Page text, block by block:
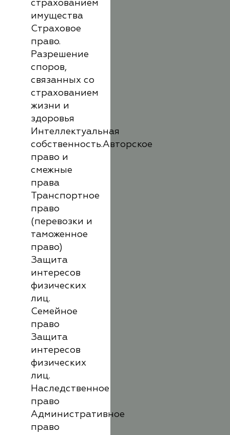
страхованием
имущества
Страховое
право.
Разрешение
споров,
связанных со
страхованием
жизни и
здоровья
Интеллектуальная
собственность.Авторское
право и
смежные
права
Транспортное
право
(перевозки и
таможенное
право)
Защита
интересов
физических
лиц.
Семейное
право
Защита
интересов
физических
лиц.
Наследственное
право
Административное
право